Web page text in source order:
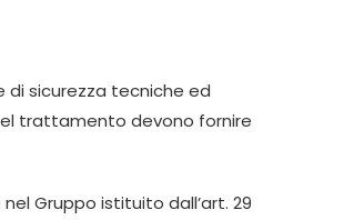
di sicurezza tecniche ed
trattamento devono fornire
Gruppo istituito dall’art. 29